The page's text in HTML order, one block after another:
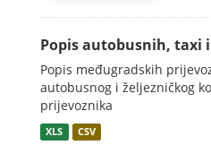
Popis autobusnih, taxi
Popis međugradskih
autobusnog i željezničkog
prijevoznika
XLS CSV